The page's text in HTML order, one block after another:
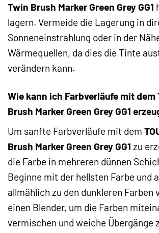
Twin Brush Marker Green Grey GG1
lagern. Vermeide die Lagerung in
Sonneneinstrahlung oder in der
Wärmequellen, da dies die Tinte
verändern kann.
Wie kann ich Farbverläufe mit dem
Brush Marker Green Grey GG1
Um sanfte Farbverläufe mit dem
Brush Marker Green Grey GG1 zu
die Farbe in mehreren dünnen
Beginne mit der hellsten Farbe und
allmählich zu den dunkleren Farben
einen Blender, um die Farben
vermischen und weiche Übergänge